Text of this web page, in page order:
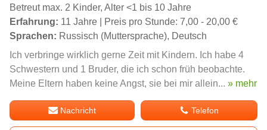
Betreut max. 2 Kinder, Alter <1 bis 10 Jahre
Erfahrung: 11 Jahre | Preis pro Stunde: 7,00 - 20,00 €
Sprachen: Russisch (Muttersprache), Deutsch
Ich verbringe wirklich gerne Zeit mit Kindern. Ich habe 4
Schwestern und 1 Bruder, die ich schon früh beobachte.
Meine Eltern haben keine Angst, sie bei mir allein... » mehr
Nachricht Telefon